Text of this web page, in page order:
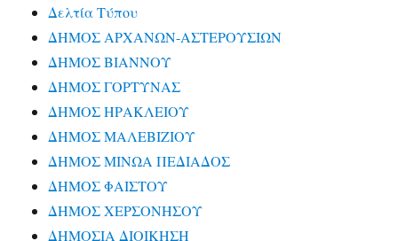
Δελτία Τύπου
ΔΗΜΟΣ ΑΡΧΑΝΩΝ-ΑΣΤΕΡΟΥΣΙΩΝ
ΔΗΜΟΣ ΒΙΑΝΝΟΥ
ΔΗΜΟΣ ΓΟΡΤΥΝΑΣ
ΔΗΜΟΣ ΗΡΑΚΛΕΙΟΥ
ΔΗΜΟΣ ΜΑΛΕΒΙΖΙΟΥ
ΔΗΜΟΣ ΜΙΝΩΑ ΠΕΔΙΑΔΟΣ
ΔΗΜΟΣ ΦΑΙΣΤΟΥ
ΔΗΜΟΣ ΧΕΡΣΟΝΗΣΟΥ
ΔΗΜΟΣΙΑ ΔΙΟΙΚΗΣΗ